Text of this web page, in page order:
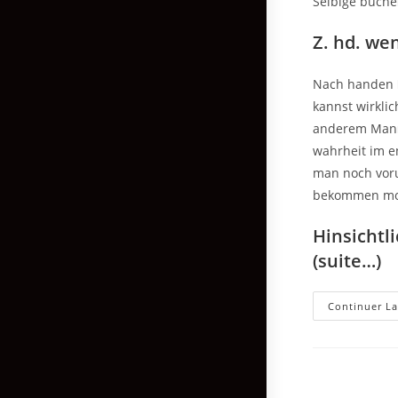
Z. hd.
Nach handen
kannst
anderem
wahrheit im
man noch
bekommen
(suite…)
Continuer